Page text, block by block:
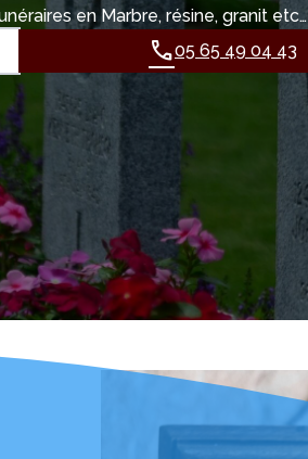
en Marbre, résine, granit etc…
05 65 49 04 43